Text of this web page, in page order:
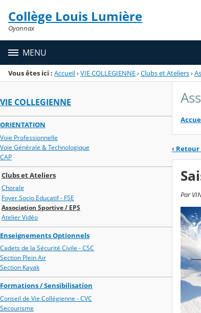
Menu de la rubrique
Contenu
Collège Louis Lumière
Oyonnax
MENU
Vous êtes ici : Accueil›VIE COLLEGIENNE›Clubs et Ateliers›
VIE COLLEGIENNE
ORIENTATION
Voie Professionnelle
Voie Générale & Technologique
CAP
Clubs et Ateliers
Chorale
Foyer Socio Educatif - FSE
Association Sportive / EPS
Atelier Vidéo
Enseignements Optionnels
Cadets de la Sécurité Civile - CSC
Section Plein Air
Section Kayak
Formations / Sensibilisation
Conseil de Vie Collégienne - CVC
Secourisme
‹ Retour
Par